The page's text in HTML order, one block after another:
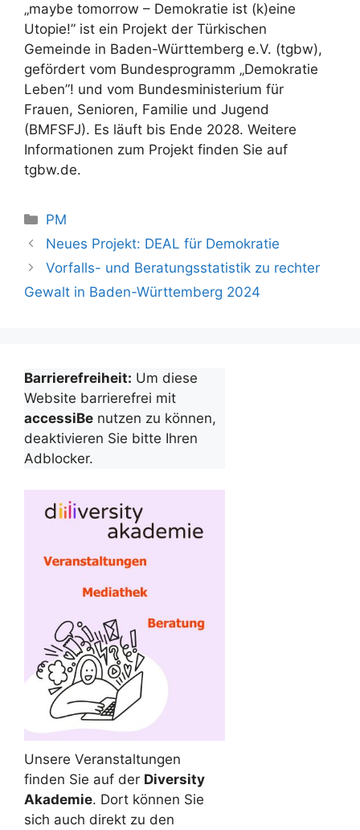
„maybe tomorrow – Demokratie ist (k)eine
Utopie!” ist ein Projekt der Türkischen
Gemeinde in Baden-Württemberg e.V. (tgbw),
gefördert vom Bundesprogramm „Demokratie
Leben”! und vom Bundesministerium für
Frauen, Senioren, Familie und Jugend
(BMFSFJ). Es läuft bis Ende 2028. Weitere
Informationen zum Projekt finden Sie auf
tgbw.de.
Kategorien
PM
Neues Projekt: DEAL für Demokratie
Vorfalls- und Beratungsstatistik zu rechter
Gewalt in Baden-Württemberg 2024
Barrierefreiheit: Um diese
Website barrierefrei mit
accessiBe nutzen zu können,
deaktivieren Sie bitte Ihren
Adblocker.
Unsere Veranstaltungen
finden Sie auf der Diversity
Akademie. Dort können Sie
sich auch direkt zu den